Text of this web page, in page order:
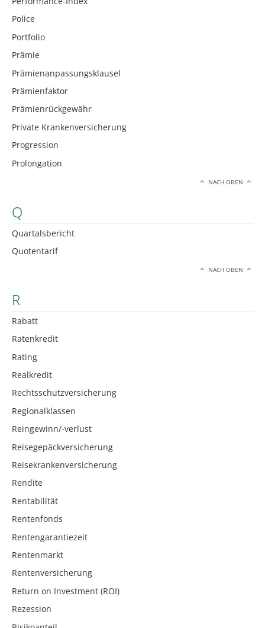
Police
Portfolio
Prämie
Prämienanpassungsklausel
Prämienfaktor
Prämienrückgewähr
Private Krankenversicherung
Progression
Prolongation
NACH OBEN
Q
Quartalsbericht
Quotentarif
NACH OBEN
R
Rabatt
Ratenkredit
Rating
Realkredit
Rechtsschutzversicherung
Regionalklassen
Reingewinn/-verlust
Reisegepäckversicherung
Reisekrankenversicherung
Rendite
Rentabilität
Rentenfonds
Rentengarantiezeit
Rentenmarkt
Rentenversicherung
Return on Investment (ROI)
Rezession